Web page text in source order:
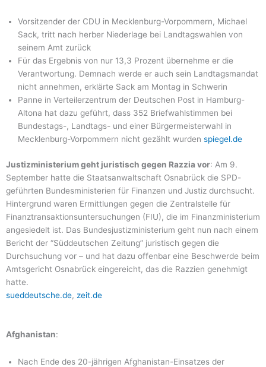
Vorsitzender der CDU in Mecklenburg-Vorpommern, Michael
Sack, tritt nach herber Niederlage bei Landtagswahlen von
seinem Amt zurück
Für das Ergebnis von nur 13,3 Prozent übernehme er die
Verantwortung. Demnach werde er auch sein Landtagsmandat
nicht annehmen, erklärte Sack am Montag in Schwerin
Panne in Verteilerzentrum der Deutschen Post in Hamburg-
Altona hat dazu geführt, dass 352 Briefwahlstimmen bei
Bundestags-, Landtags- und einer Bürgermeisterwahl in
Mecklenburg-Vorpommern nicht gezählt wurden spiegel.de
Justizministerium geht juristisch gegen Razzia vor: Am 9.
September hatte die Staatsanwaltschaft Osnabrück die SPD-
geführten Bundesministerien für Finanzen und Justiz durchsucht.
Hintergrund waren Ermittlungen gegen die Zentralstelle für
Finanztransaktionsuntersuchungen (FIU), die im Finanzministerium
angesiedelt ist. Das Bundesjustizministerium geht nun nach einem
Bericht der “Süddeutschen Zeitung” juristisch gegen die
Durchsuchung vor – und hat dazu offenbar eine Beschwerde beim
Amtsgericht Osnabrück eingereicht, das die Razzien genehmigt
hatte.
sueddeutsche.de, zeit.de
Afghanistan:
Nach Ende des 20-jährigen Afghanistan-Einsatzes der